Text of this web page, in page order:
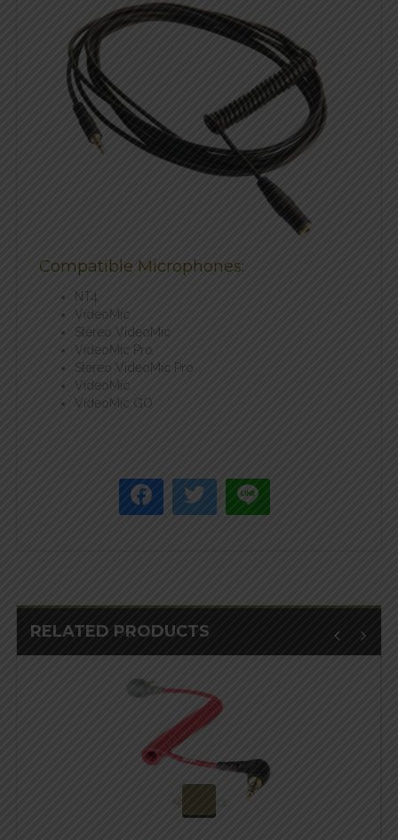
Compatible Microphones:
NT4
VideoMic
Stereo VideoMic
VideoMic Pro
Stereo VideoMic Pro
VideoMic
VideoMic GO
RELATED PRODUCTS
สอบถามและสั่งซื้อสินค้า